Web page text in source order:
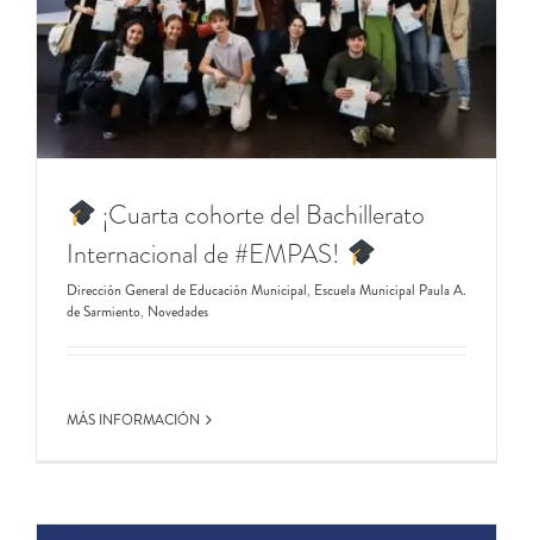
¡Cuarta cohorte del Bachillerato
Internacional de #EMPAS!
Dirección General de Educación Municipal, Escuela Municipal Paula A.
de Sarmiento, Novedades
MÁS INFORMACIÓN